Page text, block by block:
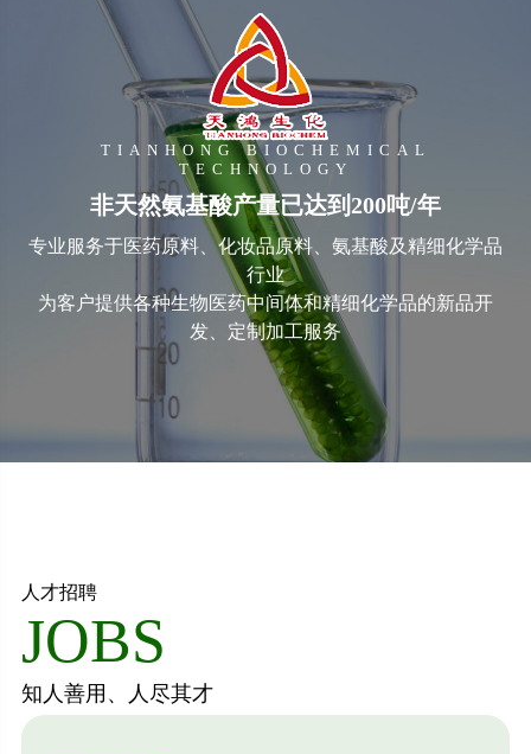
TIANHONG BIOCHEMICAL
TECHNOLOGY
非天然氨基酸产量已达到200吨/年
专业服务于医药原料、化妆品原料、氨基酸及精细化学品
行业
为客户提供各种生物医药中间体和精细化学品的新品开
发、定制加工服务
人才招聘
JOBS
知人善用、人尽其才